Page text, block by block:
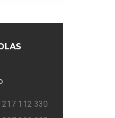
217 112 330